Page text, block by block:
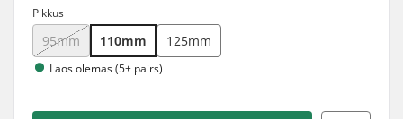
Pikkus
95mm 110mm 125mm
Laos olemas (5+ pairs)